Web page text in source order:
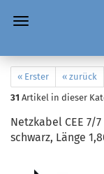
« Erster « zurück
31 Artikel in dieser
Netzkabel CEE 7/7
schwarz, Länge